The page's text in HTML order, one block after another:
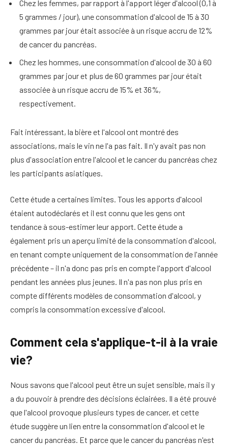
Chez les femmes, par rapport à l'apport léger d'alcool (0,1 à
5 grammes / jour), une consommation d'alcool de 15 à 30
grammes par jour était associée à un risque accru de 12%
de cancer du pancréas.
Chez les hommes, une consommation d'alcool de 30 à 60
grammes par jour et plus de 60 grammes par jour était
associée à un risque accru de 15% et 36%,
respectivement.
Fait intéressant, la bière et l'alcool ont montré des
associations, mais le vin ne l'a pas fait. Il n'y avait pas non
plus d'association entre l'alcool et le cancer du pancréas chez
les participants asiatiques.
Cette étude a certaines limites. Tous les apports d'alcool
étaient autodéclarés et il est connu que les gens ont
tendance à sous-estimer leur apport. Cette étude a
également pris un aperçu limité de la consommation d'alcool,
en tenant compte uniquement de la consommation de l'année
précédente – il n'a donc pas pris en compte l'apport d'alcool
pendant les années plus jeunes. Il n'a pas non plus pris en
compte différents modèles de consommation d'alcool, y
compris la consommation excessive d'alcool.
Comment cela s'applique-t-il à la vraie
vie?
Nous savons que l'alcool peut être un sujet sensible, mais il y
a du pouvoir à prendre des décisions éclairées. Il a été prouvé
que l'alcool provoque plusieurs types de cancer, et cette
étude suggère un lien entre la consommation d'alcool et le
cancer du pancréas. Et parce que le cancer du pancréas n'est